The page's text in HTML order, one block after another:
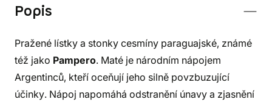
Popis
Pražené lístky a stonky cesmíny paraguajské, známé
též jako Pampero. Maté je národním nápojem
Argentinců, kteří oceňují jeho silně povzbuzující
účinky. Nápoj napomáhá odstranění únavy a zjasnění